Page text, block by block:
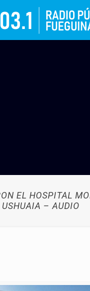
EL HOSPITAL
USHUAIA – AUDIO